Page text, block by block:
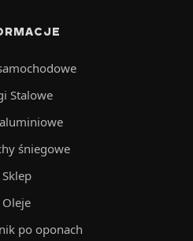
Stalowe
śniegowe
Sklep
Oleje
po oponach